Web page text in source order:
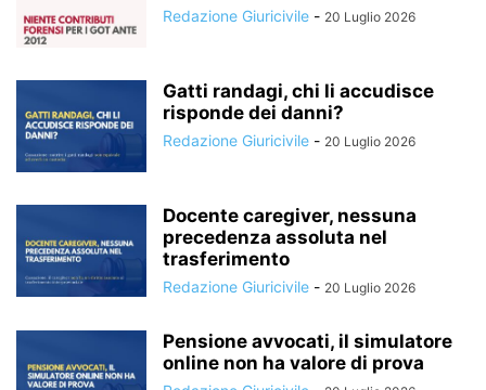
Redazione Giuricivile - 20 Luglio 2026
Gatti randagi, chi li accudisce
risponde dei danni?
Redazione Giuricivile - 20 Luglio 2026
Docente caregiver, nessuna
precedenza assoluta nel
trasferimento
Redazione Giuricivile - 20 Luglio 2026
Pensione avvocati, il simulatore
online non ha valore di prova